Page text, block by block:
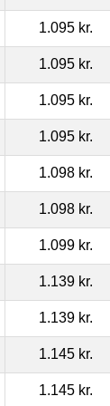
1.095 kr.
1.095 kr.
1.095 kr.
1.095 kr.
1.098 kr.
1.098 kr.
1.099 kr.
1.139 kr.
1.139 kr.
1.145 kr.
1.145 kr.